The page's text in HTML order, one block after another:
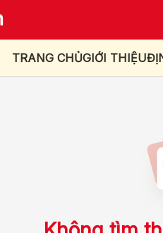
TRANG CHỦGIỚI THIỆU